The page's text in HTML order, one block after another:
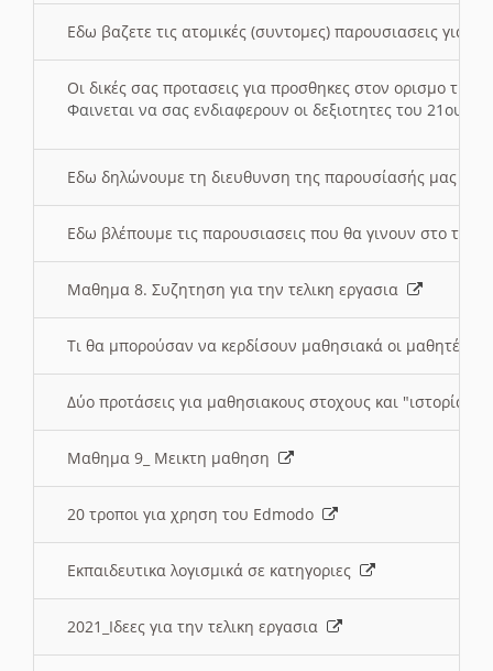
Εδω βαζετε τις ατομικές (συντομες) παρουσιασεις για
Οι δικές σας προτασεις για προσθηκες στον ορισμο
Φαινεται να σας ενδιαφερουν οι δεξιοτητες του 21ου
Εδω δηλώνουμε τη διευθυνση της παρουσίασής μας
Εδω βλέπουμε τις παρουσιασεις που θα γινουν στο
Μαθημα 8. Συζητηση για την τελικη εργασια
Τι θα μπορούσαν να κερδίσουν μαθησιακά οι μαθητές/
Δύο προτάσεις για μαθησιακους στοχους και "ιστορία"
Μαθημα 9_ Μεικτη μαθηση
20 τροποι για χρηση του Edmodo
Εκπαιδευτικα λογισμικά σε κατηγοριες
2021_Ιδεες για την τελικη εργασια